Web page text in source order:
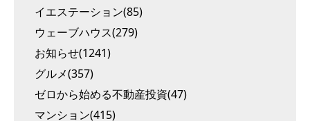
イエステーション(85)
ウェーブハウス(279)
お知らせ(1241)
グルメ(357)
ゼロから始める不動産投資(47)
マンション(415)